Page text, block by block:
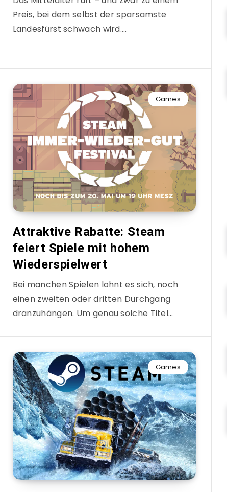
Preis, bei dem selbst der sparsamste
Landesfürst schwach wird….
Games
Attraktive Rabatte: Steam
feiert Spiele mit hohem
Wiederspielwert
Bei manchen Spielen lohnt es sich, noch
einen zweiten oder dritten Durchgang
dranzuhängen. Um genau solche Titel…
Games